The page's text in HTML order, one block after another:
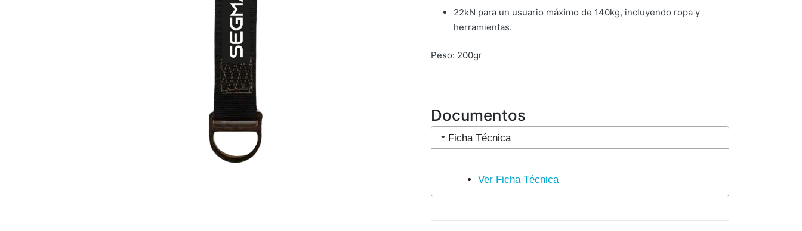
22kN para un usuario máximo de 140kg, incluyendo ropa y
herramientas.
Peso: 200gr
Documentos
Ficha Técnica
Ver Ficha Técnica